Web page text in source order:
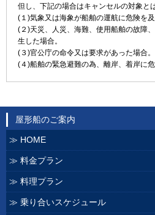
但し、下記の場合はキャンセルの対象と
(１)気象又は海象が船舶の運航に危険を
(２)天災、人災、海難、使用船舶の故障
生した場合。
(３)官公庁の命令又は要求があった場合。
(４)船舶の緊急避難の為、離岸、着岸に危
屋形船のご案内
HOME
料金プラン
料理プラン
乗り合いスケジュール